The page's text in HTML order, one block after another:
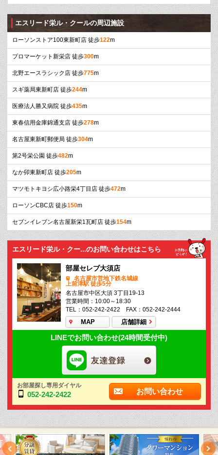
エスリード栄ル・クールの周辺施設
ローソンストア100東新町店 徒歩122m
プロマーケット新栄店 徒歩300m
北野エースラシック店 徒歩775m
スギ薬局東新町店 徒歩244m
医療法人勝又病院 徒歩435m
東春信用金庫錦通支店 徒歩278m
名古屋東新町郵便局 徒歩304m
第2号栄公園 徒歩482m
なか卯東新町店 徒歩205m
マツモトキヨシ広小路栄4丁目店 徒歩472m
ローソンCBC店 徒歩150m
セブンイレブン名古屋新栄1瓦町店 徒歩154m
エスリード栄ル・クー...のお問い合わせはこちら
部屋セレブ大須店
名古屋市営地下鉄名城線
上前津駅 徒歩5分
名古屋市中区大須 3丁目19-13
営業時間：10:00～18:30
TEL：052-242-2422 FAX：052-242-2444
MAP 店舗詳細
LINEでお問い合わせ(24時間受付中)
お部屋探し専用ダイヤル
052-242-2422 お問い合わせ